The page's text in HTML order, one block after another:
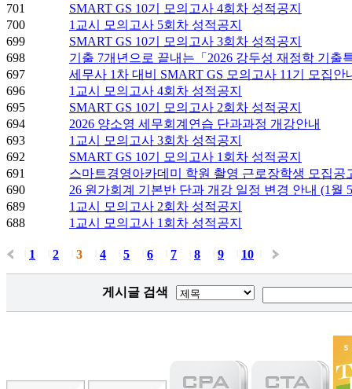
701
SMART GS 10기 모의고사 4회차 성적공지
700
1교시 모의고사 5회차 성적공지
699
SMART GS 10기 모의고사 3회차 성적공지
698
기출 7개년으로 끝내는「2026 강두성 재정학 기출
697
세무사 1차 대비 SMART GS 모의고사 11기 모집안
696
1교시 모의고사 4회차 성적공지
695
SMART GS 10기 모의고사 2회차 성적공지
694
2026 양소영 세무회계연습 단과과정 개강안내
693
1교시 모의고사 3회차 성적공지
692
SMART GS 10기 모의고사 1회차 성적공지
691
스마트경영아카데미 학원 촬영 근로장학생 모집공
690
26 원가회계 기본반 단과 개강 일정 변경 안내 (1월
689
1교시 모의고사 2회차 성적공지
688
1교시 모의고사 1회차 성적공지
1 2 3 4 5 6 7 8 9 10
게시글 검색